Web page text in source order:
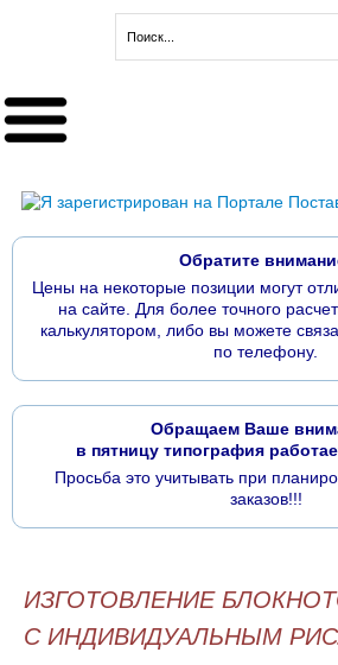
Обратите
Цены на некоторые позиции могут
на сайте. Для более точного
калькулятором, либо вы можете
по телефону.
Обращаем Ваше
в пятницу типография
Просьба это учитывать при
заказов!!!
ИЗГОТОВЛЕНИЕ
С ИНДИВИДУАЛЬНЫМ